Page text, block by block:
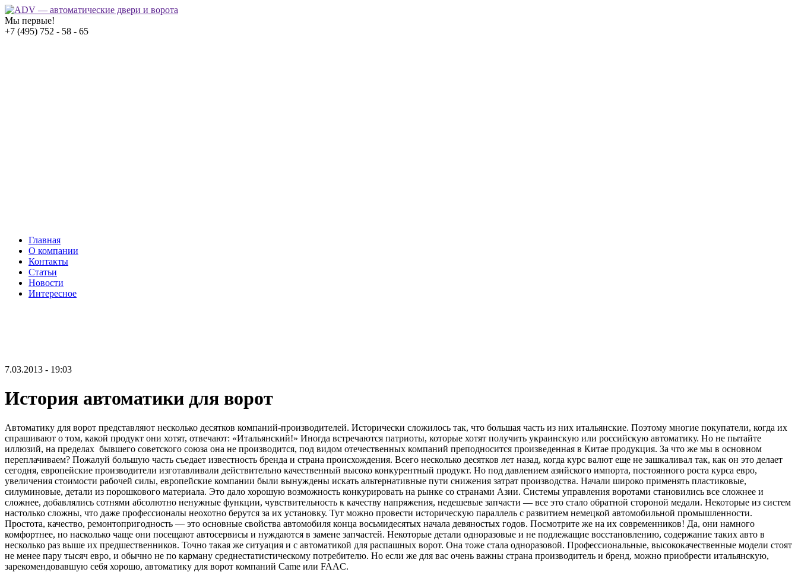
Мы первые!
+7 (495) 752 - 58 - 65
Главная
О компании
Контакты
Статьи
Новости
Интересное
7.03.2013 - 19:03
История автоматики для ворот
Автоматику для ворот представляют несколько десятков компаний-производителей. Исторически сложилось так, что большая часть из них итальянские. Поэтому многие покупатели, когда их
спрашивают о том, какой продукт они хотят, отвечают: «Итальянский!» Иногда встречаются патриоты, которые хотят получить украинскую или российскую автоматику. Но не пытайте
иллюзий, на пределах бывшего советского союза она не производится, под видом отечественных компаний преподносится произведенная в Китае продукция. За что же мы в основном
переплачиваем? Пожалуй большую часть съедает известность бренда и страна происхождения. Всего несколько десятков лет назад, когда курс валют еще не зашкаливал так, как он это делает
сегодня, европейские производители изготавливали действительно качественный высоко конкурентный продукт. Но под давлением азийского импорта, постоянного роста курса евро,
увеличения стоимости рабочей силы, европейские компании были вынуждены искать альтернативные пути снижения затрат производства. Начали широко применять пластиковые,
силуминовые, детали из порошкового материала. Это дало хорошую возможность конкурировать на рынке со странами Азии. Системы управления воротами становились все сложнее и
сложнее, добавлялись сотнями абсолютно ненужные функции, чувствительность к качеству напряжения, недешевые запчасти — все это стало обратной стороной медали. Некоторые из систем
настолько сложны, что даже профессионалы неохотно берутся за их установку. Тут можно провести историческую параллель с развитием немецкой автомобильной промышленности.
Простота, качество, ремонтопригодность — это основные свойства автомобиля конца восьмидесятых начала девяностых годов. Посмотрите же на их современников! Да, они намного
комфортнее, но насколько чаще они посещают автосервисы и нуждаются в замене запчастей. Некоторые детали одноразовые и не подлежащие восстановлению, содержание таких авто в
несколько раз выше их предшественников. Точно такая же ситуация и с автоматикой для распашных ворот. Она тоже стала одноразовой. Профессиональные, высококачественные модели стоят
не менее пару тысяч евро, и обычно не по карману среднестатистическому потребителю. Но если же для вас очень важны страна производитель и бренд, можно приобрести итальянскую,
зарекомендовавшую себя хорошо, автоматику для ворот компаний Came или FAAC.